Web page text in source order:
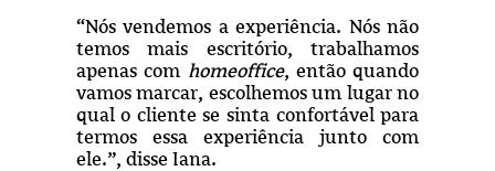
“Nós vendemos a experiência. Nós não
temos mais escritório, trabalhamos
apenas com homeoffice, então quando
vamos marcar, escolhemos um lugar no
qual o cliente se sinta confortável para
termos essa experiência junto com
ele.”, disse Iana.